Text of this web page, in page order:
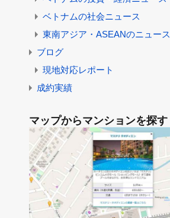
ベトナムの社会ニュース
東南アジア・ASEANのニュース
ブログ
現地対応レポート
成約実績
マップからマンションを探す